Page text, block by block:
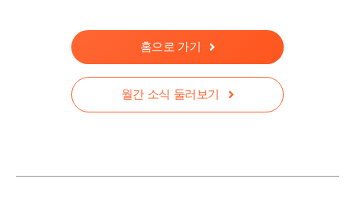
홈으로 가기
월간 소식 둘러보기